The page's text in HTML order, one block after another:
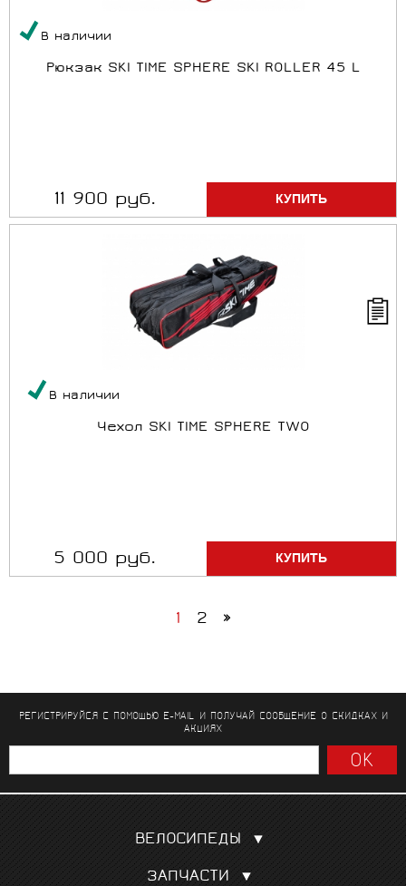
В наличии
Рюкзак SKI TIME SPHERE SKI ROLLER 45 L
11 900 руб.
В наличии
Чехол SKI TIME SPHERE TWO
5 000 руб.
1 2 »
РЕГИСТРИРУЙСЯ С ПОМОЩЬЮ E-MAIL И ПОЛУЧАЙ СООБЩЕНИЕО СКИДКАХ И
АКЦИЯХ
ВЕЛОСИПЕДЫ
Шоссейные
ЗАПЧАСТИ